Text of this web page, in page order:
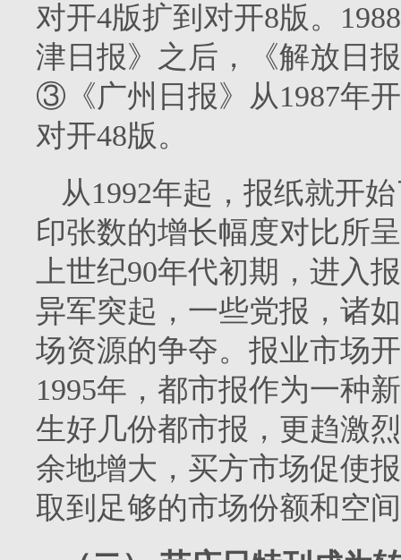
对开4版扩到对开8版。 1988
津日报》之后，《解放日
③《广州日报》从1987年
对开48版。
从1992年起，报纸就开
印张数的增长幅度对比所
上世纪90年代初期，进入
异军突起，一些党报，诸
场资源的争夺。报业市场
1995年，都市报作为一种
生好几份都市报，更趋激
余地增大，买方市场促使
取到足够的市场份额和空